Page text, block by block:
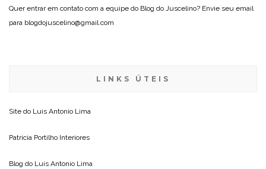
Quer entrar em contato com a equipe do Blog do Juscelino? Envie seu email
para blogdojuscelino@gmail.com
LINKS ÚTEIS
Site do Luis Antonio Lima
Patricia Portilho Interiores
Blog do Luis Antonio Lima